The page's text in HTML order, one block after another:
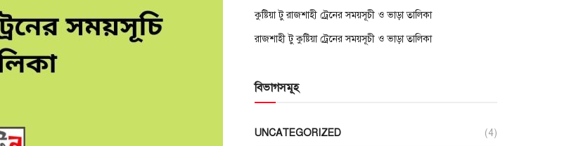
কুষ্টিয়া টু রাজশাহী ট্রেনের সময়সূচী ও ভাড়া তালিকা
রাজশাহী টু কুষ্টিয়া ট্রেনের সময়সূচী ও ভাড়া তালিকা
বিভাগসমূহ
UNCATEGORIZED (4)